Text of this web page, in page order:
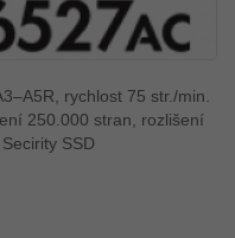
rychlost 75 str./min.
250.000 stran, rozlišení
SSD